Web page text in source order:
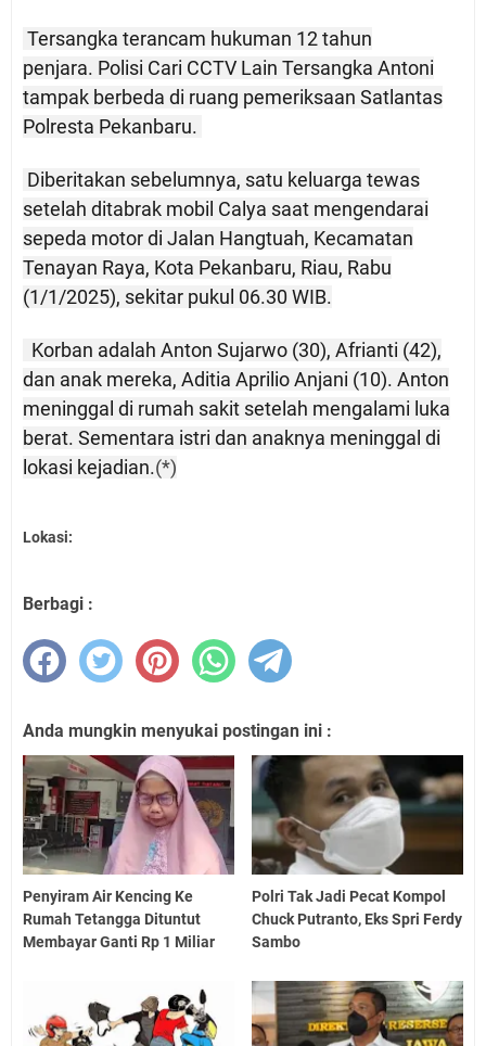
Tersangka terancam hukuman 12 tahun
penjara. Polisi Cari CCTV Lain Tersangka Antoni
tampak berbeda di ruang pemeriksaan Satlantas
Polresta Pekanbaru.
Diberitakan sebelumnya, satu keluarga tewas
setelah ditabrak mobil Calya saat mengendarai
sepeda motor di Jalan Hangtuah, Kecamatan
Tenayan Raya, Kota Pekanbaru, Riau, Rabu
(1/1/2025), sekitar pukul 06.30 WIB.
Korban adalah Anton Sujarwo (30), Afrianti (42),
dan anak mereka, Aditia Aprilio Anjani (10). Anton
meninggal di rumah sakit setelah mengalami luka
berat. Sementara istri dan anaknya meninggal di
lokasi kejadian.(*)
Lokasi:
Berbagi :
Anda mungkin menyukai postingan ini :
Penyiram Air Kencing Ke
Rumah Tetangga Dituntut
Membayar Ganti Rp 1 Miliar
Polri Tak Jadi Pecat Kompol
Chuck Putranto, Eks Spri Ferdy
Sambo